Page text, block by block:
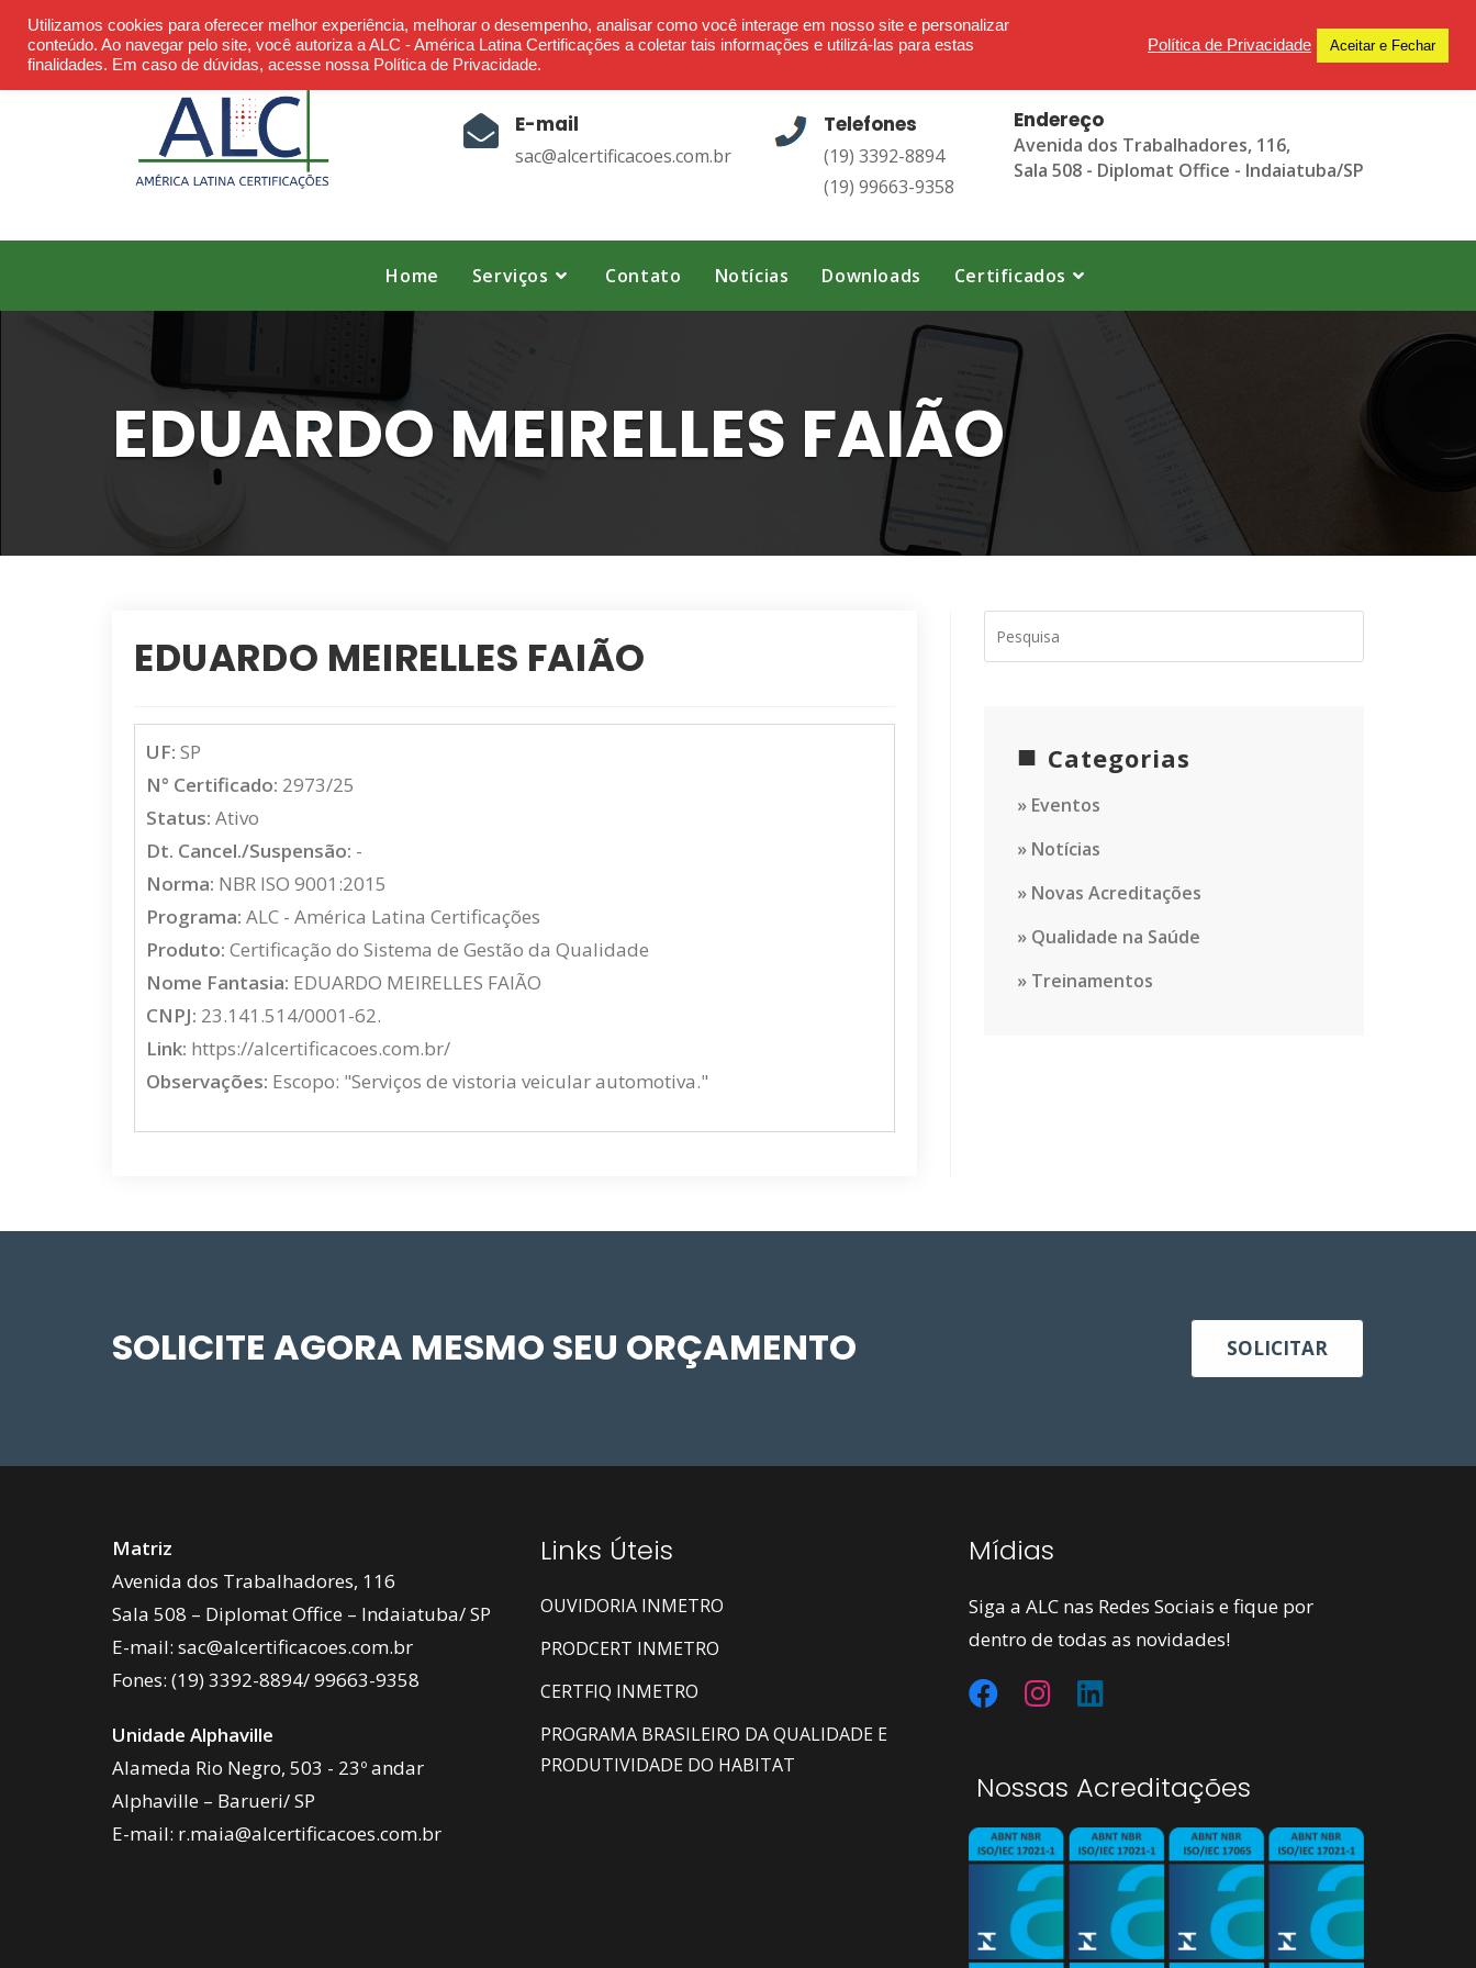
content
Ética - Confiança - Credibilidade - Transparência
E-mail
sac@alcertificacoes.com.br
Telefones
(19) 3392-8894
(19) 99663-9358
Endereço
Avenida dos Trabalhadores, 116,
Sala 508 - Diplomat Office - Indaiatuba/SP
Home Serviços Contato Notícias Downloads Certificados
EDUARDO MEIRELLES FAIÃO
EDUARDO MEIRELLES FAIÃO
UF: SP
N° Certificado: 2973/25
Status: Ativo
Dt. Cancel./Suspensão: -
Norma: NBR ISO 9001:2015
Programa: ALC - América Latina Certificações
Produto: Certificação do Sistema de Gestão da Qualidade
Nome Fantasia: EDUARDO MEIRELLES FAIÃO
CNPJ: 23.141.514/0001-62.
Link: https://alcertificacoes.com.br/
Observações: Escopo: "Serviços de vistoria veicular automotiva."
Categorias
Eventos
Notícias
Novas Acreditações
Qualidade na Saúde
Treinamentos
SOLICITE AGORA MESMO SEU ORÇAMENTO SOLICITAR
Matriz
Avenida dos Trabalhadores, 116
Sala 508 – Diplomat Office – Indaiatuba/ SP
E-mail: sac@alcertificacoes.com.br
Fones: (19) 3392-8894/99663-9358
Unidade Alphaville
Alameda Rio Negro, 503 - 23º andar
Alphaville – Barueri/ SP
E-mail: r.maia@alcertificacoes.com.br
Links Úteis
OUVIDORIA INMETRO
PRODCERT INMETRO
CERTFIQ INMETRO
PROGRAMA BRASILEIRO DA QUALIDADE E
PRODUTIVIDADE DO HABITAT
Mídias
Siga a ALC nas Redes Sociais e fique por
dentro de todas as novidades!
Nossas Acreditações
Utilizamos cookies para oferecer melhor experiência, melhorar o desempenho, analisar como você interage em nosso site e personalizar
conteúdo. Ao navegar pelo site, você autoriza a ALC - América Latina Certificações a coletar tais informações e utilizá-las para estas
finalidades. Em caso de dúvidas, acesse nossa Política de Privacidade.
Política de Privacidade Aceitar e Fechar